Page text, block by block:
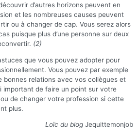
d’autres horizons peuvent en
et les nombreuses causes peuvent
ou à changer de cap. Vous serez alors
puisque plus d’une personne sur deux
(2)
que vous pouvez adopter pour
Vous pouvez par exemple
bonnes relations avec vos collègues et
important de faire un point sur votre
de changer votre profession si cette
plus.
Loïc du blog Jequittemonjob